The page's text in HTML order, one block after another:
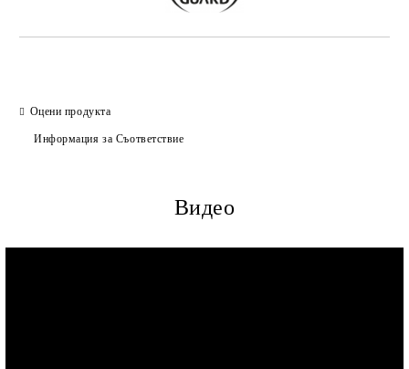
Оцени продукта
Информация за Съответствие
Видео